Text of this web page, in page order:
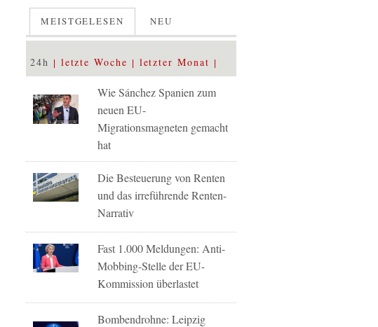
MEISTGELESEN NEU
24h letzte Woche letzter Monat
Wie Sánchez Spanien zum
neuen EU-
Migrationsmagneten gemacht
hat
Die Besteuerung von Renten
und das irreführende Renten-
Narrativ
Fast 1.000 Meldungen: Anti-
Mobbing-Stelle der EU-
Kommission überlastet
Bombendrohne: Leipzig